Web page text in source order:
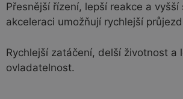
Přesnější řízení, lepší reakce a
akceleraci umožňují rychlejší
Rychlejší zatáčení, delší životnost a
ovladatelnost.